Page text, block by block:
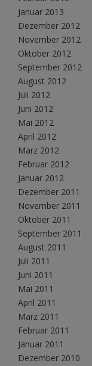
Januar 2013
Dezember 2012
November 2012
Oktober 2012
September 2012
August 2012
Juli 2012
Juni 2012
Mai 2012
April 2012
März 2012
Februar 2012
Januar 2012
Dezember 2011
November 2011
Oktober 2011
September 2011
August 2011
Juli 2011
Juni 2011
Mai 2011
April 2011
März 2011
Februar 2011
Januar 2011
Dezember 2010